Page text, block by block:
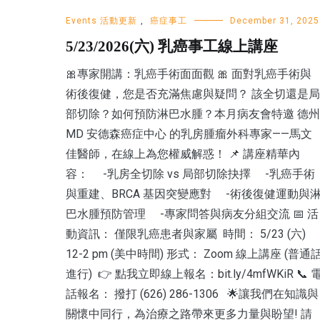
Events 活動更新 , 癌症事工 December 31, 2025
5/23/2026(六) 乳癌事工線上講座
🎀專家開講：乳癌手術面面觀 🎀 面對乳癌手術與
術後復健，您是否充滿焦慮與疑問？ 該全切還是局
部切除？如何預防淋巴水腫？本月病友會特邀 德州
MD 安德森癌症中心 的乳房腫瘤外科專家——馬文
佳醫師，在線上為您權威解惑！ 📌 講座精華內
容： -乳房全切除 vs 局部切除抉擇 -乳癌手術
與重建、BRCA 基因突變應對 -術後復健運動與
巴水腫預防管理 -專家問答與病友分組交流 📅 活
動資訊： 僅限乳癌患者與家屬 時間： 5/23 (六)
12-2 pm (美中時間) 形式： Zoom 線上講座 (普通
進行) 👉 點我立即線上報名：bit.ly/4mfWKiR 📞
話報名： 撥打 (626) 286-1306 🌟讓我們在知識與
關懷中同行，為治療之路帶來更多力量與盼望! 請